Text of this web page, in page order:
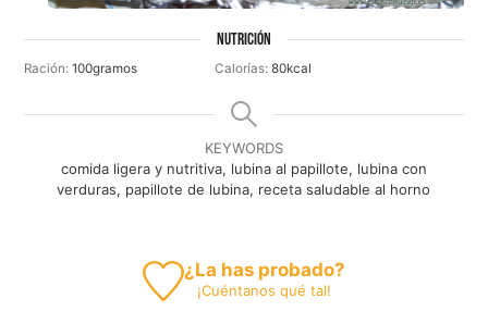
NUTRICIÓN
Ración:100gramos Calorías:80kcal
KEYWORDS
comida ligera y nutritiva, lubina al papillote, lubina con
verduras, papillote de lubina, receta saludable al horno
¿La has probado?
¡Cuéntanos qué tal!